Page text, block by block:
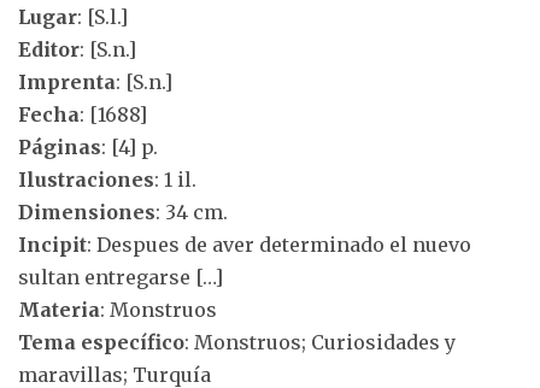
Lugar: [S.l.]
Editor: [S.n.]
Imprenta: [S.n.]
Fecha: [1688]
Páginas: [4] p.
Ilustraciones: 1 il.
Dimensiones: 34 cm.
Incipit: Despues de aver determinado el nuevo
sultan entregarse […]
Materia: Monstruos
Tema específico: Monstruos; Curiosidades y
maravillas; Turquía